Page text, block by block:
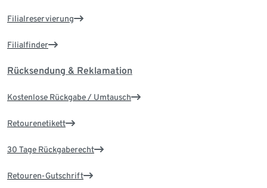
Filialreservierung
Filialfinder
Rücksendung & Reklamation
Kostenlose Rückgabe / Umtausch
Retourenetikett
30 Tage Rückgaberecht
Retouren-Gutschrift